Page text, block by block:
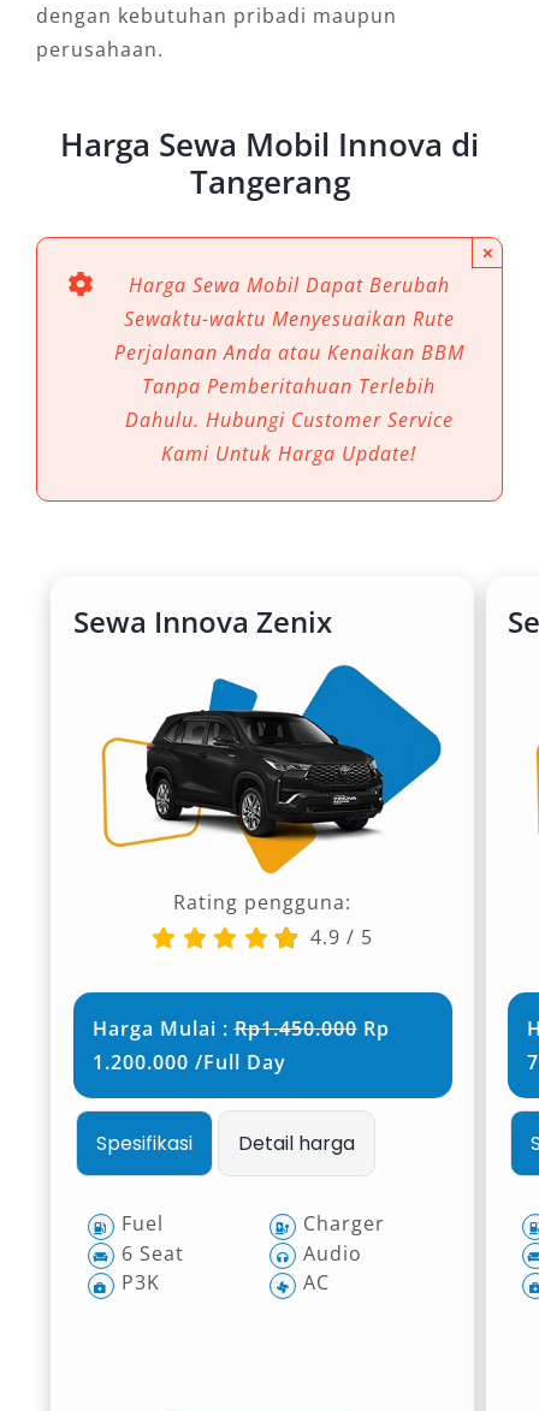
dengan kebutuhan pribadi maupun
perusahaan.
Harga Sewa Mobil Innova di
Tangerang
Harga Sewa Mobil Dapat Berubah
Sewaktu-waktu Menyesuaikan Rute
Perjalanan Anda atau Kenaikan BBM
Tanpa Pemberitahuan Terlebih
Dahulu. Hubungi Customer Service
Kami Untuk Harga Update!
×
Sewa Innova Zenix
Rating pengguna:
4.9 / 5
Harga Mulai :Rp1.450.000Rp
1.200.000 /Full Day
Spesifikasi Detail harga
Fuel
6 Seat
P3K
Charger
Audio
AC